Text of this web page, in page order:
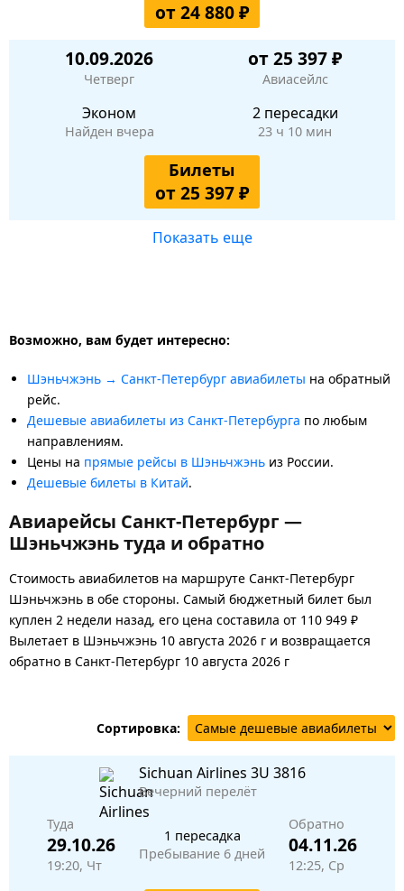
от 24 880 ₽
10.09.2026
Четверг
от 25 397 ₽
Авиасейлс
Эконом
Найден вчера
2 пересадки
23 ч 10 мин
Билеты
от 25 397 ₽
Показать еще
Возможно, вам будет интересно:
Шэньчжэнь → Санкт-Петербург авиабилеты на обратный
рейс.
Дешевые авиабилеты из Санкт-Петербурга по любым
направлениям.
Цены на прямые рейсы в Шэньчжэнь из России.
Дешевые билеты в Китай.
Авиарейсы Санкт-Петербург —
Шэньчжэнь туда и обратно
Стоимость авиабилетов на маршруте Санкт-Петербург
Шэньчжэнь в обе стороны. Самый бюджетный билет был
куплен 2 недели назад, его цена составила от 110 949 ₽
Вылетает в Шэньчжэнь 10 августа 2026 г и возвращается
обратно в Санкт-Петербург 10 августа 2026 г
Сортировка:
Sichuan Airlines 3U 3816
Вечерний перелёт
Туда
29.10.26
19:20, Чт
1 пересадка
Пребывание 6 дней
Обратно
04.11.26
12:25, Ср